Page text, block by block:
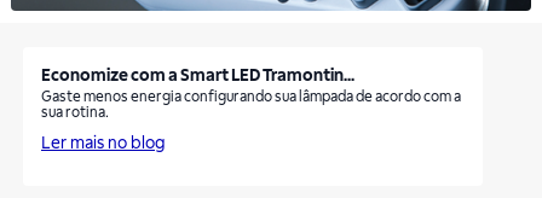
Economize com a Smart LED Tramontin...
Gaste menos energia configurando sua lâmpada de acordo com a
sua rotina.
Ler mais no blog